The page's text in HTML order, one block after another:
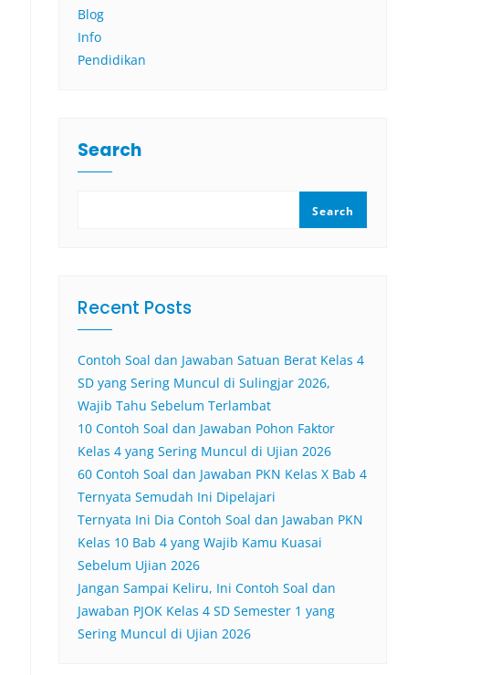
Blog
Info
Pendidikan
Search
Search
Recent Posts
Contoh Soal dan Jawaban Satuan Berat Kelas 4
SD yang Sering Muncul di Sulingjar 2026,
Wajib Tahu Sebelum Terlambat
10 Contoh Soal dan Jawaban Pohon Faktor
Kelas 4 yang Sering Muncul di Ujian 2026
60 Contoh Soal dan Jawaban PKN Kelas X Bab 4
Ternyata Semudah Ini Dipelajari
Ternyata Ini Dia Contoh Soal dan Jawaban PKN
Kelas 10 Bab 4 yang Wajib Kamu Kuasai
Sebelum Ujian 2026
Jangan Sampai Keliru, Ini Contoh Soal dan
Jawaban PJOK Kelas 4 SD Semester 1 yang
Sering Muncul di Ujian 2026